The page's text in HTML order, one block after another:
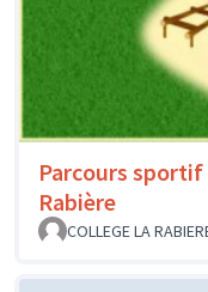
Parcours sportif
Rabière
COLLEGE LA